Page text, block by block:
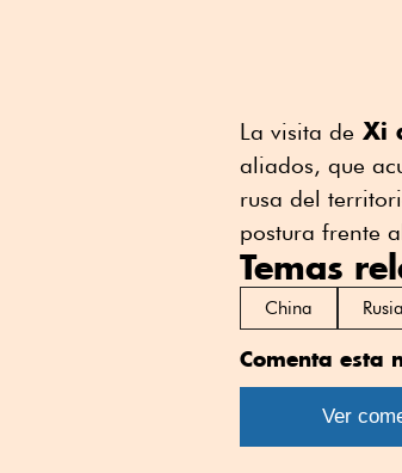
La visita de Xi
aliados, que
rusa del
postura frente
Temas
China Rusia
Comenta esta
Ver